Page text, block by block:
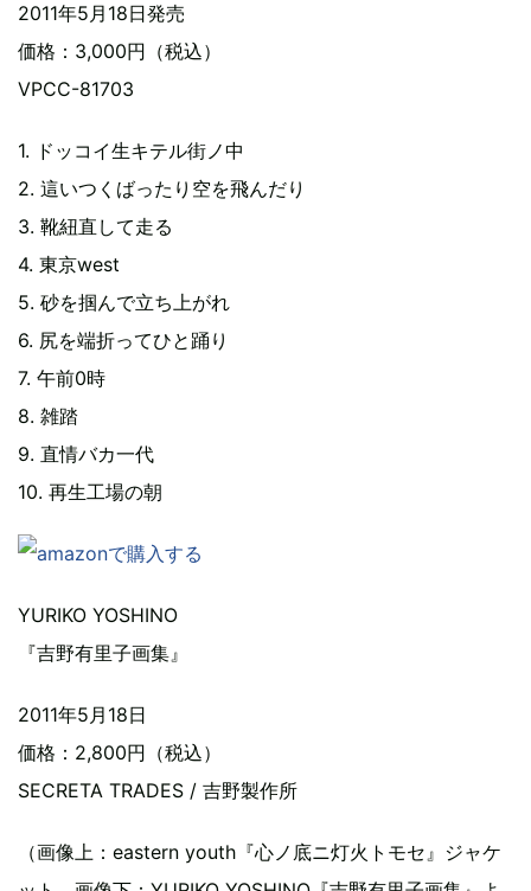
2011年5月18日発売
価格：3,000円（税込）
VPCC-81703
1. ドッコイ生キテル街ノ中
2. 這いつくばったり空を飛んだり
3. 靴紐直して走る
4. 東京west
5. 砂を掴んで立ち上がれ
6. 尻を端折ってひと踊り
7. 午前0時
8. 雑踏
9. 直情バカ一代
10. 再生工場の朝
YURIKO YOSHINO
『吉野有里子画集』
2011年5月18日
価格：2,800円（税込）
SECRETA TRADES / 吉野製作所
（画像上：eastern youth『心ノ底ニ灯火トモセ』ジャケ